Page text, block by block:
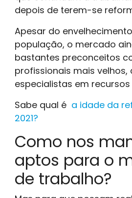
depois de terem-se
Apesar do
população, o mercado
bastantes preconceitos
profissionais mais velhos,
especialistas em
Sabe qual é a idade da
2021?
Como nos
aptos para o
de trabalho?